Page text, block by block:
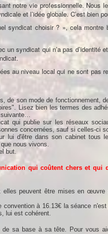
notre vie professionnelle.
et l’idée globale. C’est bien
syndicat choisir ? », cela montre
un syndicat qui n’a pas d’identité
au niveau local qui ne sont pas
de son mode de fonctionnement,
Lisez bien les termes des
suivante…
qui publie sur les réseaux
concernées, sauf si celles-ci
lui d'être dans son cabinet tous
nous vivons.
but.
qui coûtent chers et qui
elles peuvent être mises en
à 16.13€ la séance
lui est cohérent.
sa base à sa tête. Pour vous